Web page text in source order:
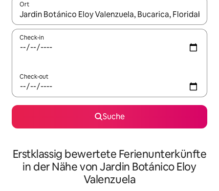
Ort
Wenn Ergebnisse verfügbar sind, navigiere mit den
Check-in
Check-out
Suche
Erstklassig bewertete Ferienunterkünfte
in der Nähe von Jardin Botánico Eloy
Valenzuela